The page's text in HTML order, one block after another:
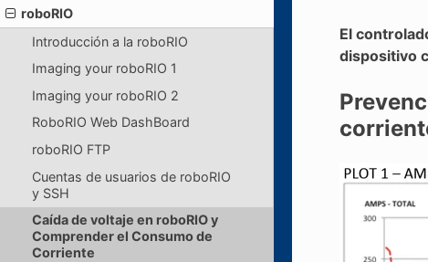
roboRIO
Introducción a la roboRIO
Imaging your roboRIO 1
Imaging your roboRIO 2
RoboRIO Web DashBoard
roboRIO FTP
Cuentas de usuarios de roboRIO
y SSH
Caída de voltaje en roboRIO y
Comprender el Consumo de
Corriente
El
dispositivo